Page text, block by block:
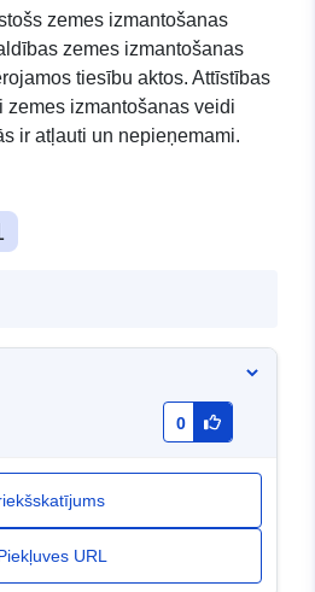
zemes izmantošanas
zemes izmantošanas
tiesību aktos. Attīstības
zemes izmantošanas veidi
ir atļauti un nepieņemami.
0
URL